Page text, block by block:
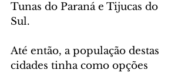
Tunas do Paraná e Tijucas do
Sul.
Até então, a população destas
cidades tinha como opções